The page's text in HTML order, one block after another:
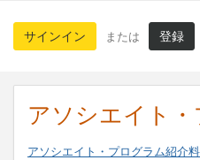
サインイン または 登録
アソシエイト
アソシエイト・プログラム紹介